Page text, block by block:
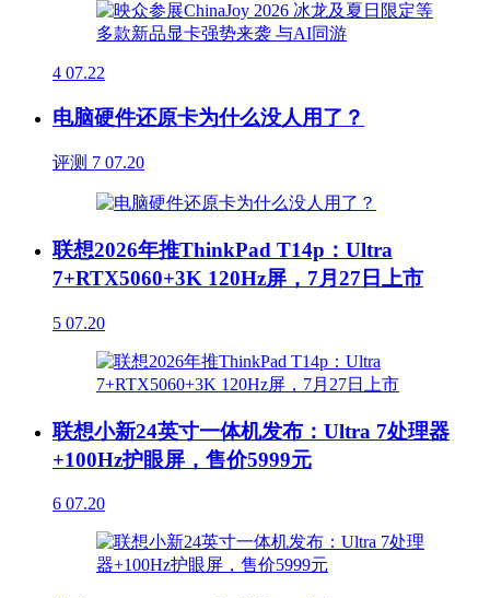
4 07.22
电脑硬件还原卡为什么没人用了？
评测 7 07.20
联想2026年推ThinkPad T14p：Ultra
7+RTX5060+3K 120Hz屏，7月27日上市
5 07.20
联想小新24英寸一体机发布：Ultra 7处理器
+100Hz护眼屏，售价5999元
6 07.20